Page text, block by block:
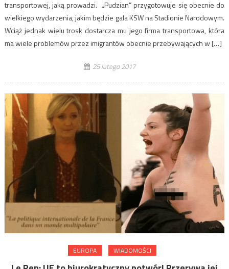
transportowej, jaką prowadzi. „Pudzian” przygotowuje się obecnie do
wielkiego wydarzenia, jakim będzie gala KSW na Stadionie Narodowym.
Wciąż jednak wielu trosk dostarcza mu jego firma transportowa, która
ma wiele problemów przez imigrantów obecnie przebywających w […]
25 lutego 2017
EUROPA WIADOMOŚCI